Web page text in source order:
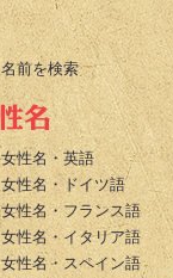
名前を検索
女性名・英語
女性名・ドイツ語
女性名・フランス語
女性名・イタリア語
女性名・スペイン語